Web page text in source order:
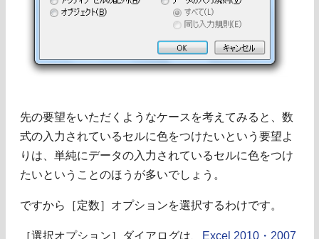
先の要望をいただくようなケースを考えてみると、数
式の入力されているセルに色をつけたいという要望よ
りは、単純にデータの入力されているセルに色をつけ
たいということのほうが多いでしょう。
ですから［定数］オプションを選択するわけです。
［選択オプション］ダイアログは、
Excel 2010・2007